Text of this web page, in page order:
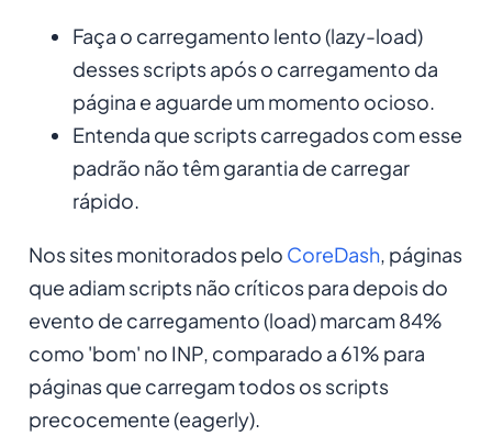
Faça o carregamento lento (lazy-load)
desses scripts após o carregamento da
página e aguarde um momento ocioso.
Entenda que scripts carregados com esse
padrão não têm garantia de carregar
rápido.
Nos sites monitorados pelo CoreDash, páginas
que adiam scripts não críticos para depois do
evento de carregamento (load) marcam 84%
como 'bom' no INP, comparado a 61% para
páginas que carregam todos os scripts
precocemente (eagerly).